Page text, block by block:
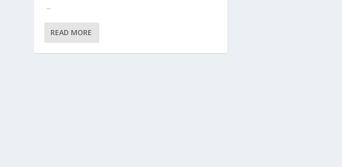
...
READ MORE